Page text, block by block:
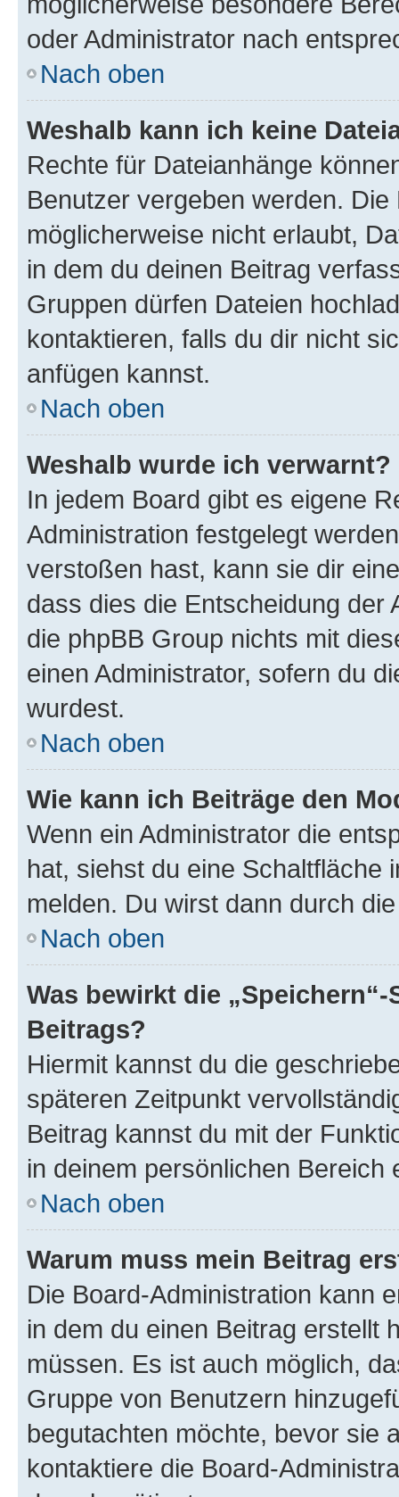
oder Administrator nach
Nach oben
Weshalb kann ich keine
Rechte für Dateianhänge
Benutzer vergeben werden.
möglicherweise nicht erlaubt,
in dem du deinen Beitrag
Gruppen dürfen Dateien
kontaktieren, falls du dir nicht
anfügen kannst.
Nach oben
Weshalb wurde ich verwarnt?
In jedem Board gibt es eigene
Administration festgelegt
verstoßen hast, kann sie dir
dass dies die Entscheidung der
die phpBB Group nichts mit
einen Administrator, sofern du
wurdest.
Nach oben
Wie kann ich Beiträge den
Wenn ein Administrator die
hat, siehst du eine Schaltfläche
melden. Du wirst dann durch
Nach oben
Was bewirkt die
Beitrags?
Hiermit kannst du die
späteren Zeitpunkt
Beitrag kannst du mit der
in deinem persönlichen Bereich
Nach oben
Warum muss mein Beitrag
Die Board-Administration kann
in dem du einen Beitrag erstellt
müssen. Es ist auch möglich,
Gruppe von Benutzern
begutachten möchte, bevor sie
kontaktiere die Board-